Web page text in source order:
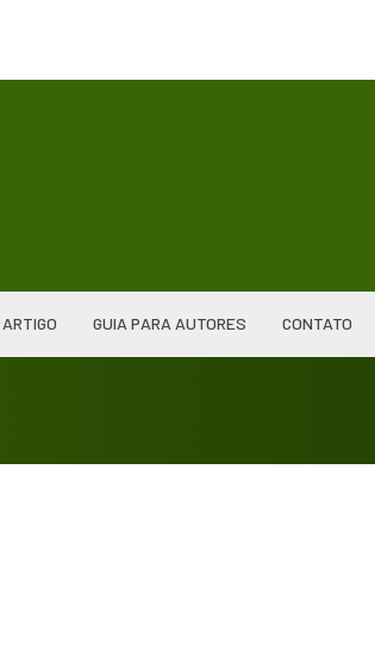
GUIA PARA AUTORES CONTATO